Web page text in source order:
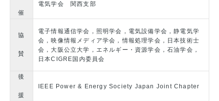
催
電気学会 関西支部
協
賛
電子情報通信学会，照明学会，電気設備学会，静電気学
会，映像情報メディア学会，情報処理学会，日本技術士
会，大阪公立大学，エネルギー・資源学会，石油学会，
日本CIGRE国内委員会
後
援
IEEE Power & Energy Society Japan Joint Chapter